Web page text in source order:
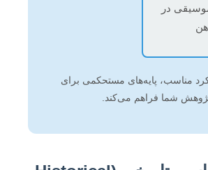
در
مناسب، پایه‌های مستحکمی برای
شما فراهم می‌کند.